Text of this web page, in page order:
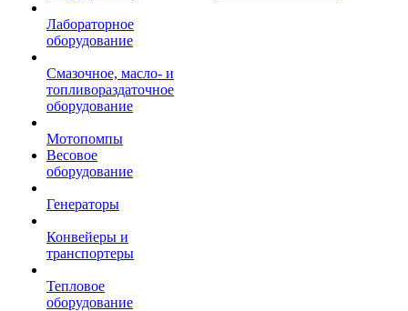
Лабораторное
оборудование
Смазочное, масло- и
топливораздаточное
оборудование
Мотопомпы
Весовое
оборудование
Генераторы
Конвейеры и
транспортеры
Тепловое
оборудование